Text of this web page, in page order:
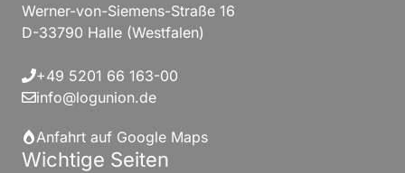
Werner-von-Siemens-Straße 16
D-33790 Halle (Westfalen)
+49 5201 66 163-00
info@logunion.de
Anfahrt auf Google Maps
Wichtige Seiten